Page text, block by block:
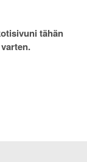
tähän